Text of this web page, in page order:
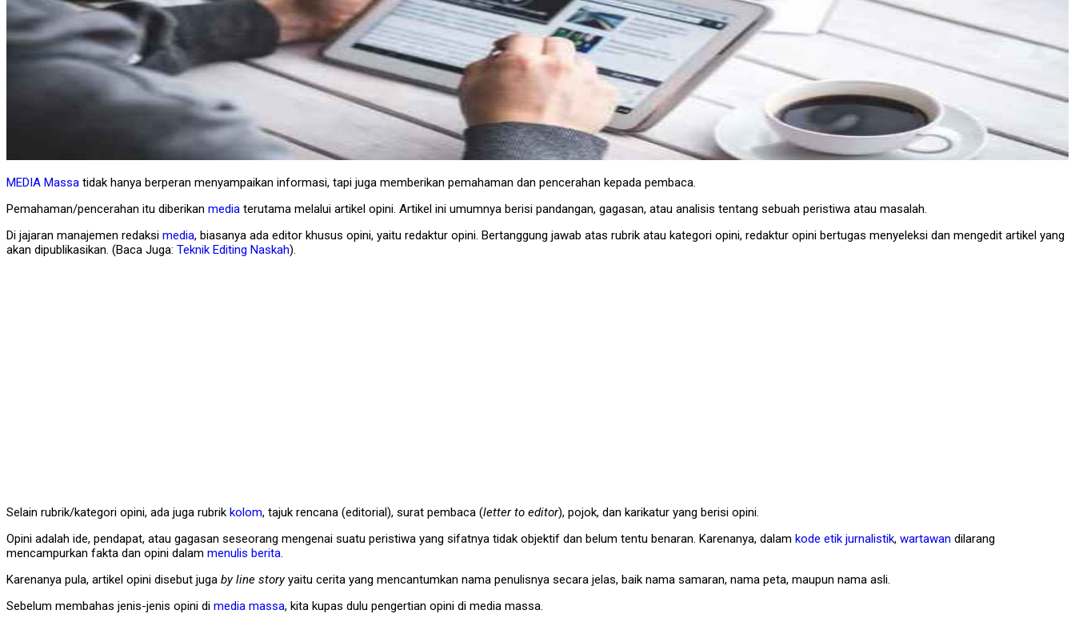
MEDIA Massa tidak hanya berperan menyampaikan informasi, tapi juga memberikan pemahaman dan pencerahan kepada pembaca.
Pemahaman/pencerahan itu diberikan media terutama melalui artikel opini. Artikel ini umumnya berisi pandangan, gagasan, atau analisis tentang sebuah peristiwa atau masalah.
Di jajaran manajemen redaksi media, biasanya ada editor khusus opini, yaitu redaktur opini. Bertanggung jawab atas rubrik atau kategori opini, redaktur opini bertugas menyeleksi dan mengedit artikel yang
akan dipublikasikan. (Baca Juga: Teknik Editing Naskah).
Selain rubrik/kategori opini, ada juga rubrik kolom, tajuk rencana (editorial), surat pembaca (letter to editor), pojok, dan karikatur yang berisi opini.
Opini adalah ide, pendapat, atau gagasan seseorang mengenai suatu peristiwa yang sifatnya tidak objektif dan belum tentu benaran. Karenanya, dalam kode etik jurnalistik, wartawan dilarang
mencampurkan fakta dan opini dalam menulis berita.
Karenanya pula, artikel opini disebut juga by line storyyaitu cerita yang mencantumkan nama penulisnya secara jelas, baik nama samaran, nama peta, maupun nama asli.
Sebelum membahas jenis-jenis opini di media massa, kita kupas dulu pengertian opini di media massa.